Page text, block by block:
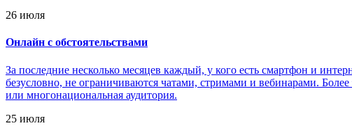
26 июля
Онлайн с обстоятельствами
За последние несколько месяцев каждый, у кого есть смартфон и
безусловно, не ограничиваются чатами, стримами и вебинарами.
или многонациональная аудитория.
25 июля